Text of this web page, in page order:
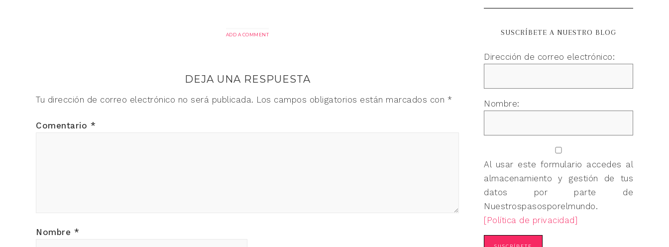
ADD A COMMENT
DEJA UNA RESPUESTA
Tu dirección de correo electrónico no será publicada. Los campos obligatorios están marcados con *
Comentario *
Nombre *
SUSCRÍBETE A NUESTRO BLOG
Dirección de correo electrónico:
Nombre:
Al usar este formulario accedes al
almacenamiento y gestión de tus
datos por parte de
Nuestrospasosporelmundo.
[Política de privacidad]